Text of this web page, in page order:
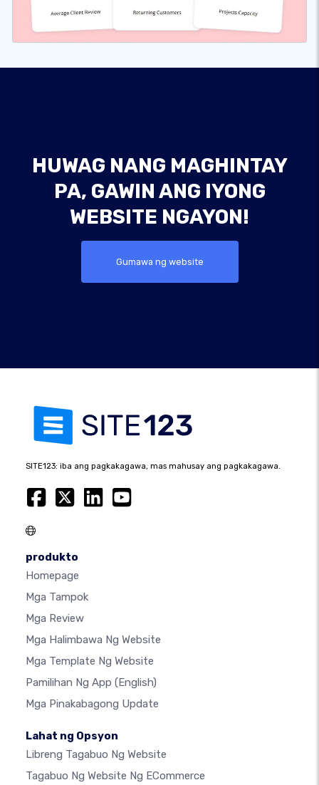
HUWAG NANG MAGHINTAY
PA, GAWIN ANG IYONG
WEBSITE NGAYON!
Gumawa ng website
SITE123: iba ang pagkakagawa, mas mahusay ang pagkakagawa.
produkto
Homepage
Mga Tampok
Mga Review
Mga Halimbawa Ng Website
Mga Template Ng Website
Pamilihan Ng App (English)
Mga Pinakabagong Update
Lahat ng Opsyon
Libreng Tagabuo Ng Website
Tagabuo Ng Website Ng ECommerce